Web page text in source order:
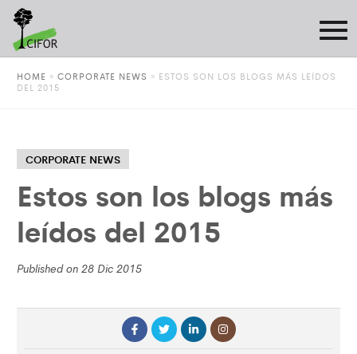
HOME » CORPORATE NEWS » ESTOS SON LOS BLOGS MÁS LEÍDOS
DEL 2015
CORPORATE NEWS
Estos son los blogs más
leídos del 2015
Published on 28 Dic 2015